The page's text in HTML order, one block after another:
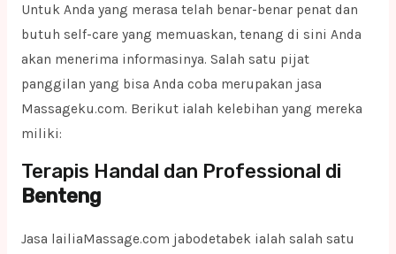
Untuk Anda yang merasa telah benar-benar penat dan
butuh self-care yang memuaskan, tenang di sini Anda
akan menerima informasinya. Salah satu pijat
panggilan yang bisa Anda coba merupakan jasa
Massageku.com. Berikut ialah kelebihan yang mereka
miliki:
Terapis Handal dan Professional di
Benteng
Jasa lailiaMassage.com jabodetabek ialah salah satu